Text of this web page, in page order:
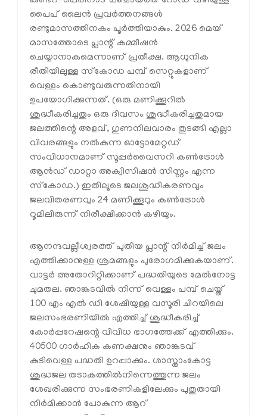
പൈപ് ലൈന്‍ പ്രവര്‍ത്തനങ്ങള്‍
രണ്ടുമാസത്തിനകം പൂര്‍ത്തിയാകും. 2026 മെയ്
മാസത്തോടെ പ്ലാന്റ് കമ്മീഷന്‍
ചെയ്യാനാകുമെന്നാണ് പ്രതീക്ഷ. ആധുനിക
രീതിയിലുള്ള സ്‌കോഡ പമ്പ് സെറ്റുകളാണ്
വെള്ളം കൊണ്ടുവരുന്നതിനായി
ഉപയോഗിക്കുന്നത്. (ഒരു മണിക്കൂറില്‍
ശുദ്ധീകരിച്ചതും ഒരു ദിവസം ശുദ്ധീകരിച്ചതുമായ
ജലത്തിന്റെ അളവ്, ഗുണനിലവാരം തുടങ്ങി എല്ലാ
വിവരങ്ങളും നല്‍കുന്ന ഓട്ടോമേറ്റഡ്
സംവിധാനമാണ് സൂപ്പര്‍വൈസറി കണ്‍ട്രോള്‍
ആന്‍ഡ് ഡാറ്റാ അക്വിസിഷന്‍ സിസ്റ്റം എന്ന
സ്‌കോഡ.) ഇതിലൂടെ ജലശുദ്ധീകരണവും
ജലവിതരണവും 24 മണിക്കൂറും കണ്‍ട്രോള്‍
റൂമിലിരുന്ന് നിരീക്ഷിക്കാന്‍ കഴിയും.
ആനന്ദവല്ലീശ്വരത്ത് പുതിയ പ്ലാന്റ് നിര്‍മിച്ച് ജലം
എത്തിക്കാനുള്ള ശ്രമങ്ങളും പുരോഗമിക്കുകയാണ്.
വാട്ടര്‍ അതോറിറ്റിക്കാണ് പദ്ധതിയുടെ മേല്‍നോട്ട
ചുമതല. ഞാങ്കടവില്‍ നിന്ന് വെള്ളം പമ്പ് ചെയ്ത്
100 എം എല്‍ ഡി ശേഷിയുള്ള വസൂരി ചിറയിലെ
ജലസംഭരണിയില്‍ എത്തിച്ച് ശുദ്ധീകരിച്ച്
കോര്‍പ്പറേഷന്റെ വിവിധ ഭാഗത്തേക്ക് എത്തിക്കും.
40500 ഗാര്‍ഹിക കണക്ഷനും ഞാങ്കടവ്
കുടിവെള്ള പദ്ധതി ഉറപ്പാക്കും. ശാസ്താംകോട്ട
ശുദ്ധജല തടാകത്തില്‍നിന്നെത്തുന്ന ജലം
ശേഖരിക്കുന്ന സംഭരണികളിലേക്കും പുതുതായി
നിര്‍മിക്കാന്‍ പോകുന്ന ആറ്